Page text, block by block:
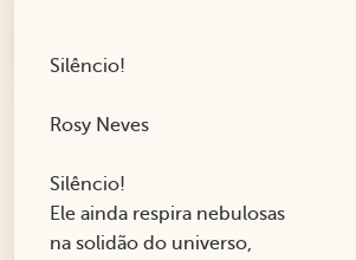
Silêncio!
Rosy Neves
Silêncio!
Ele ainda respira nebulosas
na solidão do universo,